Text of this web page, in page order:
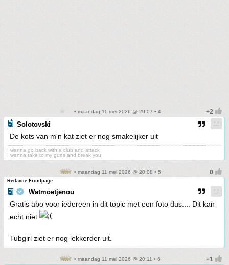
• maandag 11 mei 2026 @ 20:07 • 4
Solotovski
De kots van m'n kat ziet er nog smakelijker uit
I wanna go back with a club and attack
I wanna take to my guns and break you
• maandag 11 mei 2026 @ 20:08 • 5
Redactie Frontpage
Watmoetjenou
Gratis abo voor iedereen in dit topic met een foto dus.... Dit kan
echt niet
Tubgirl ziet er nog lekkerder uit.
• maandag 11 mei 2026 @ 20:11 • 6